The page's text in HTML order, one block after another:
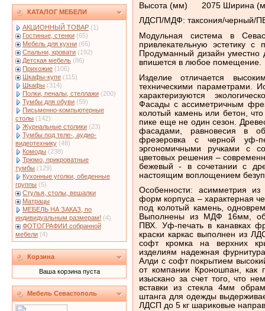
КАТАЛОГ МЕБЕЛИ
АКЦИОННЫЙ ТОВАР (1)
Гостиные, стенки (65)
Мебель для кухни (65)
Спальни, кровати (192)
Детская мебель (86)
Прихожие (106)
Шкафы-купе (115)
Шкафы (314)
Полки, пеналы, стеллажи (200)
Тумбы для обуви (59)
Письменно-компьютерные
столы (142)
Журнальные столики (23)
Тумбы под теле-, аудио-
видеотехнику (48)
Комоды (238)
Трюмо, прикроватные
тумбы (129)
Кухонные уголки, обеденные
группы (5)
Стулья, столы, вешалки
Матрацы
МЕБЕЛЬ НА ЗАКАЗ, по
индивидуальным размерам! (4)
ФОТОГРАФИИ собранной
мебели (4)
Корзина
Ваша корзина пуста
Мебель Севастополь
Высота (мм) 2075
ЛДСП/МДФ: таксония/черный/
Модульная система в
привлекательную эстетику
Продуманный дизайн уместно
впишется в любое помещение.
Изделие отличается
техническими параметрами.
характеризуются
Фасады с ассиметричным
колотый камень или бетон,
пике еще не один сезон.
фасадами, равновесия в
фрезеровка с черной уф-
эргономичными ручками с
цветовых решения –
бежевый - в сочетании с
настоящим воплощением
Особенности: асимметрия
форм корпуса – характерная
под колотый камень,
Выполнены из МДФ 16мм,
ПВХ. Уф-печать в канавках
краски каркас выполнен из
софт кромка на верхних
изделиям надежная
Алди с софт покрытием
от компании Кроношпан, как
изыскано за счет того, что
вставки из стекла 4мм
штанга для одежды
ЛДСП до 5 кг шариковые